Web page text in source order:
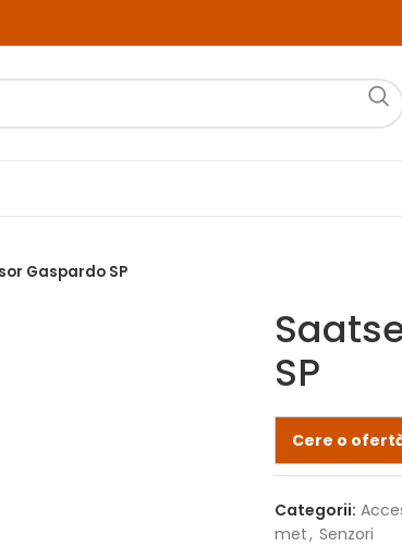
Gaspardo SP
SP
Cere o
Categorii:
met, Senzori